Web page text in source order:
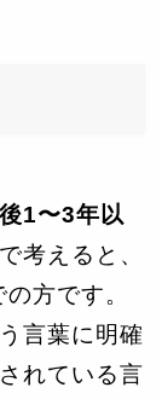
1〜3年以
考えると、
方です。
言葉に明確
れている言